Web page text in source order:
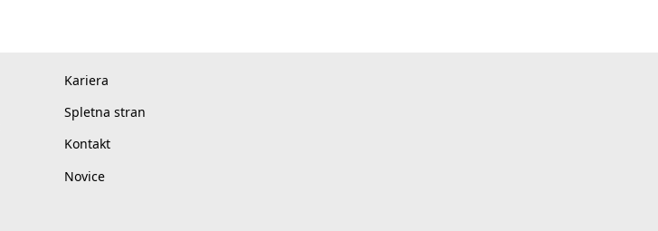
Kariera
Spletna stran
Kontakt
Novice